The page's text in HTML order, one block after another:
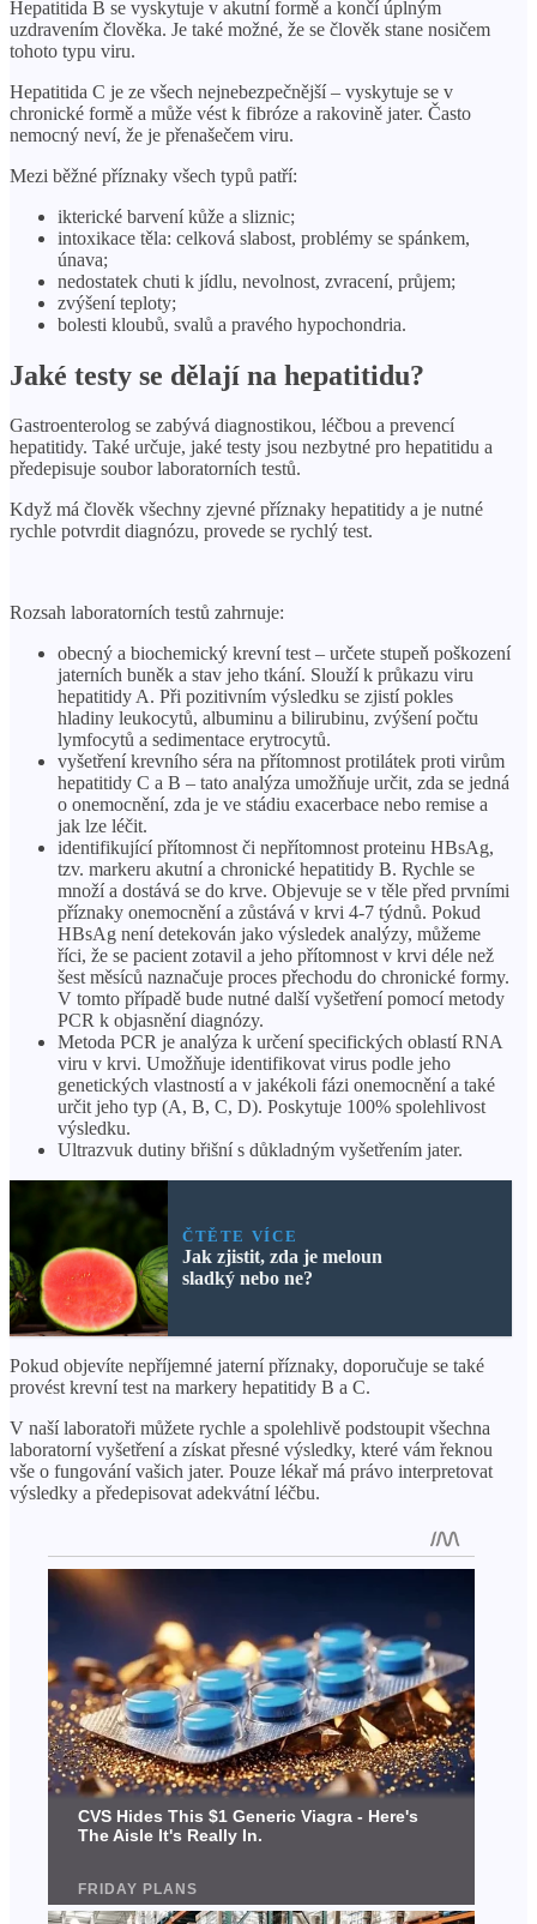
Hepatitida B se vyskytuje v akutní formě a končí úplným
uzdravením člověka. Je také možné, že se člověk stane nosičem
tohoto typu viru.
Hepatitida C je ze všech nejnebezpečnější – vyskytuje se v
chronické formě a může vést k fibróze a rakovině jater. Často
nemocný neví, že je přenašečem viru.
Mezi běžné příznaky všech typů patří:
ikterické barvení kůže a sliznic;
intoxikace těla: celková slabost, problémy se spánkem,
únava;
nedostatek chuti k jídlu, nevolnost, zvracení, průjem;
zvýšení teploty;
bolesti kloubů, svalů a pravého hypochondria.
Jaké testy se dělají na hepatitidu?
Gastroenterolog se zabývá diagnostikou, léčbou a prevencí
hepatitidy. Také určuje, jaké testy jsou nezbytné pro hepatitidu a
předepisuje soubor laboratorních testů.
Když má člověk všechny zjevné příznaky hepatitidy a je nutné
rychle potvrdit diagnózu, provede se rychlý test.
Rozsah laboratorních testů zahrnuje:
obecný a biochemický krevní test – určete stupeň poškození
jaterních buněk a stav jeho tkání. Slouží k průkazu viru
hepatitidy A. Při pozitivním výsledku se zjistí pokles
hladiny leukocytů, albuminu a bilirubinu, zvýšení počtu
lymfocytů a sedimentace erytrocytů.
vyšetření krevního séra na přítomnost protilátek proti virům
hepatitidy C a B – tato analýza umožňuje určit, zda se jedná
o onemocnění, zda je ve stádiu exacerbace nebo remise a
jak lze léčit.
identifikující přítomnost či nepřítomnost proteinu HBsAg,
tzv. markeru akutní a chronické hepatitidy B. Rychle se
množí a dostává se do krve. Objevuje se v těle před prvními
příznaky onemocnění a zůstává v krvi 4-7 týdnů. Pokud
HBsAg není detekován jako výsledek analýzy, můžeme
říci, že se pacient zotavil a jeho přítomnost v krvi déle než
šest měsíců naznačuje proces přechodu do chronické formy.
V tomto případě bude nutné další vyšetření pomocí metody
PCR k objasnění diagnózy.
Metoda PCR je analýza k určení specifických oblastí RNA
viru v krvi. Umožňuje identifikovat virus podle jeho
genetických vlastností a v jakékoli fázi onemocnění a také
určit jeho typ (A, B, C, D). Poskytuje 100% spolehlivost
výsledku.
Ultrazvuk dutiny břišní s důkladným vyšetřením jater.
ČTĚTE VÍCE
Jak zjistit, zda je meloun
sladký nebo ne?
Pokud objevíte nepříjemné jaterní příznaky, doporučuje se také
provést krevní test na markery hepatitidy B a C.
V naší laboratoři můžete rychle a spolehlivě podstoupit všechna
laboratorní vyšetření a získat přesné výsledky, které vám řeknou
vše o fungování vašich jater. Pouze lékař má právo interpretovat
výsledky a předepisovat adekvátní léčbu.